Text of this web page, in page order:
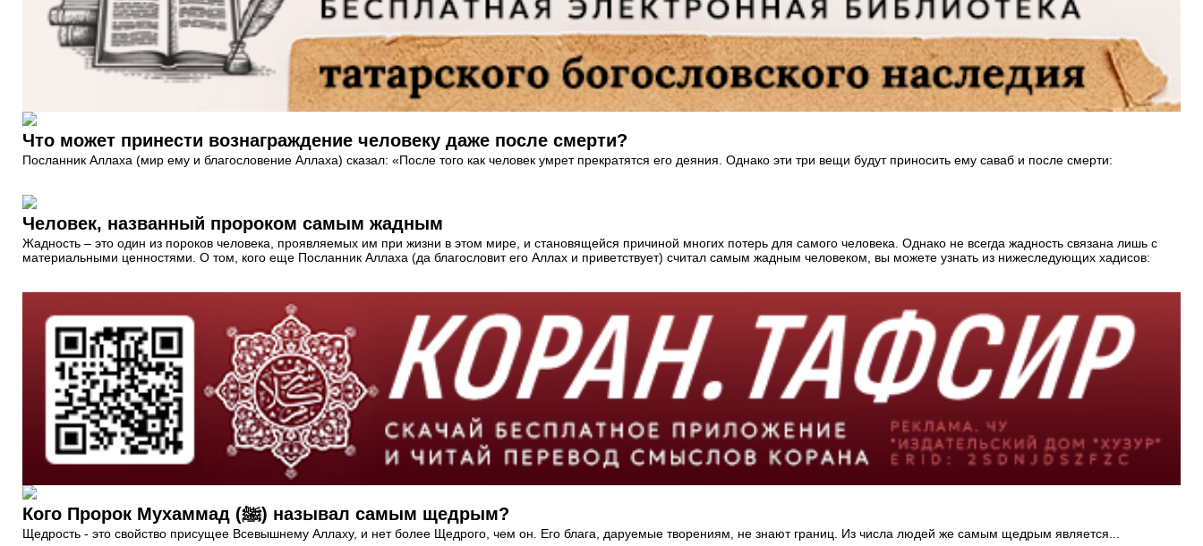
Что может принести вознаграждение человеку даже после смерти?
Посланник Аллаха (мир ему и благословение Аллаха) сказал: «После того как человек умрет прекратятся его деяния. Однако эти три вещи будут приносить ему саваб и после смерти:
Человек, названный пророком самым жадным
Жадность – это один из пороков человека, проявляемых им при жизни в этом мире, и становящейся причиной многих потерь для самого человека. Однако не всегда жадность связана лишь с
материальными ценностями. О том, кого еще Посланник Аллаха (да благословит его Аллах и приветствует) считал самым жадным человеком, вы можете узнать из нижеследующих хадисов:
Кого Пророк Мухаммад (ﷺ) называл самым щедрым?
Щедрость - это свойство присущее Всевышнему Аллаху, и нет более Щедрого, чем он. Его блага, даруемые творениям, не знают границ. Из числа людей же самым щедрым является...